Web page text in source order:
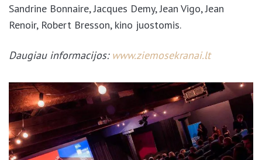
Sandrine Bonnaire, Jacques Demy, Jean Vigo, Jean
Renoir, Robert Bresson, kino juostomis.
Daugiau informacijos: www.ziemosekranai.lt